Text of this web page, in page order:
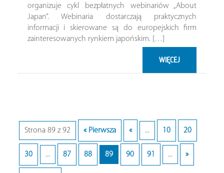
organizuje cykl bezpłatnych webinariów „About
Japan”. Webinaria dostarczają praktycznych
informacji i skierowane są do europejskich firm
zainteresowanych rynkiem japońskim. […]
WIĘCEJ
Strona 89 z 92 « Pierwsza « ... 10 20
30 ... 87 88 89 90 91 ... »